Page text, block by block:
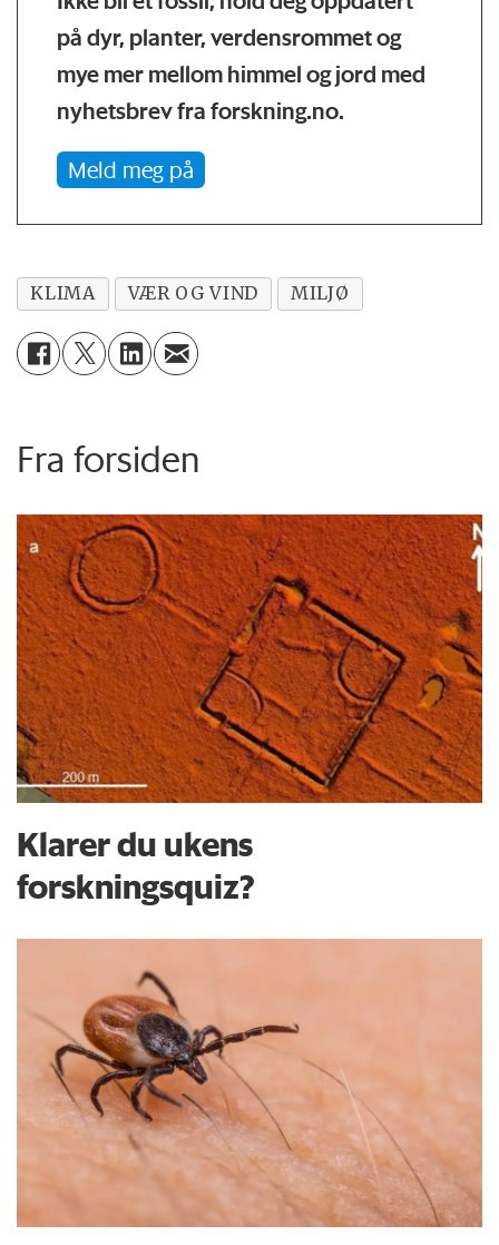
på dyr, planter, verdensrommet og
mye mer mellom himmel og jord med
nyhetsbrev fra forskning.no.
Meld meg på
KLIMA VÆR OG VIND MILJØ
Fra forsiden
Klarer du ukens
forskningsquiz?